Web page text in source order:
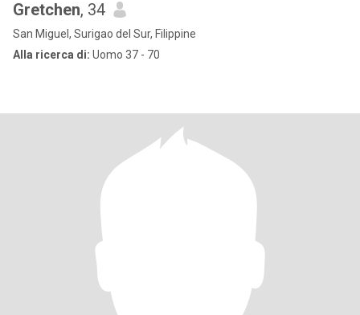
Gretchen, 34
San Miguel, Surigao del Sur, Filippine
Alla ricerca di: Uomo 37 - 70